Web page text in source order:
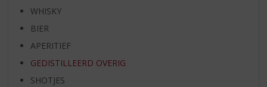
WHISKY
BIER
APERITIEF
GEDISTILLEERD OVERIG
SHOTJES